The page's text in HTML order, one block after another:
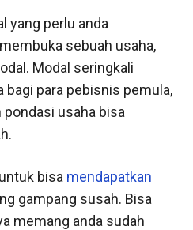
yang perlu anda
sebuah usaha,
Modal seringkali
bagi para pebisnis pemula,
pondasi usaha bisa
bisa mendapatkan
gampang susah. Bisa
memang anda sudah